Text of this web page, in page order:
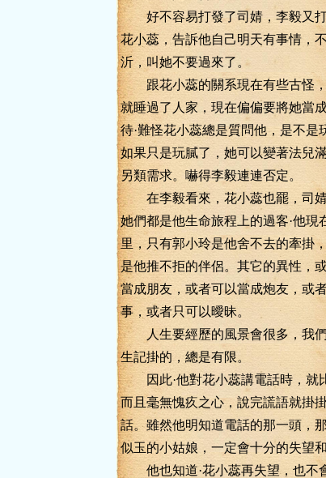
好不容易打發了司婧，李毅又
花小蕊，告訴他自己明天有事情，
沂，叫她不要過來了。
跟花小蕊的關系現在有些古怪
就睡過了人家，現在偏偏要將她當
待·難怪花小蕊總是質問他，是不是
如果只是玩膩了，她可以變著法兒
另類需求。嚇得李毅連連否定。
在李毅看來，花小蕊也罷，司婧
她們都是他生命旅程上的過客·他現
里，只有郭小玲是他舍不去的牽掛
是他推不拒的伴侶。其它的異性，
當成朋友，或者可以當成炮友，或
事，或者只可以曖昧。
人生要經歷的風景會很多，我們
生記掛的，總是有限。
因此·他對花小蕊講電話時，就
而且毫無愧疚之心，說完謊語就掛
話。雖然他明知道電話的那一頭，
似玉的小姑娘，一定會十分的失望和
他也知道·花小蕊再失望，也不